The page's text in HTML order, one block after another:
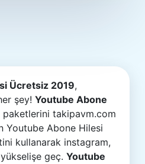
Ücretsiz 2019,
şey!Youtube Abone
paketlerini takipavm.com
Youtube Abone Hilesi
kullanarak instagram,
geç.Youtube